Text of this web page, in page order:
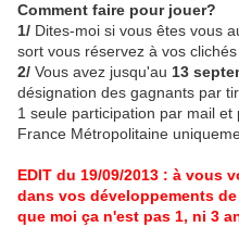
Comment faire pour jouer?
1/ Dites-moi si vous êtes vous
sort vous réservez à vos
2/ Vous avez jusqu'au 13
désignation des gagnants par
1 seule participation par mail et
France Métropolitaine
EDIT du 19/09/2013 : à vous
dans vos développements
que moi ça n'est pas 1, ni 3